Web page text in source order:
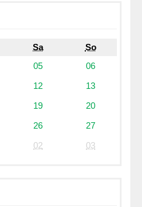
Sa
So
05
06
12
13
19
20
26
27
02 03